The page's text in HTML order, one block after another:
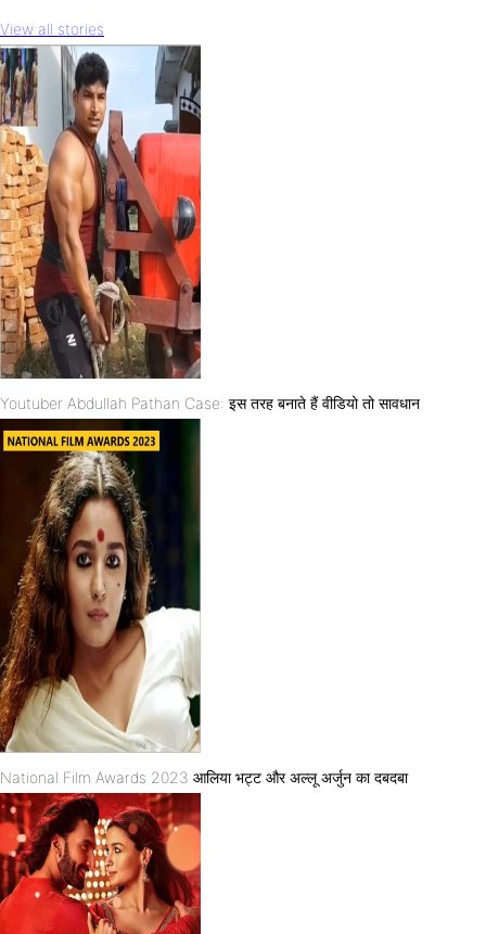
View all stories
Youtuber Abdullah Pathan Case: इस तरह बनाते हैं वीडियो तो सावधान
National Film Awards 2023 आलिया भट्ट और अल्लू अर्जुन का दबदबा